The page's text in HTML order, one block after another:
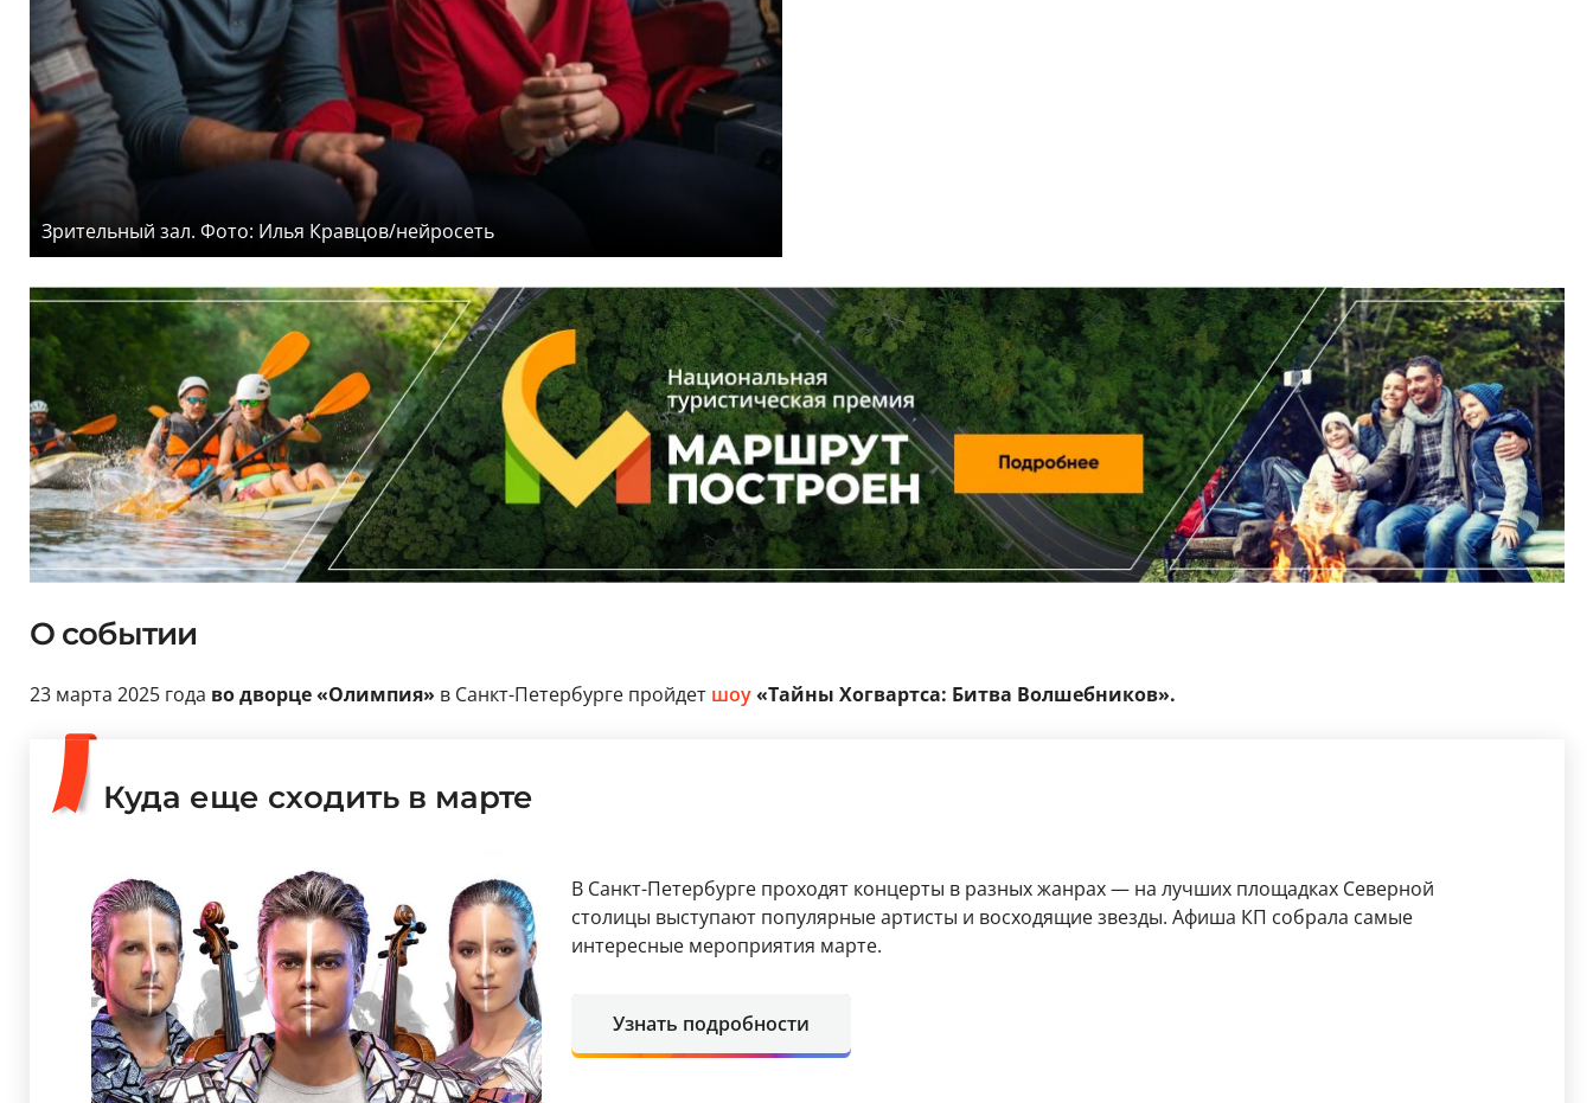
Зрительный зал. Фото: Илья Кравцов/нейросеть
О событии
23 марта 2025 года во дворце «Олимпия» в Санкт-Петербурге пройдет шоу«Тайны Хогвартса: Битва Волшебников».
Куда еще сходить в марте
В Санкт-Петербурге проходят концерты в разных жанрах — на лучших площадках Северной
столицы выступают популярные артисты и восходящие звезды. Афиша КП собрала самые
интересные мероприятия марте.
Узнать подробности